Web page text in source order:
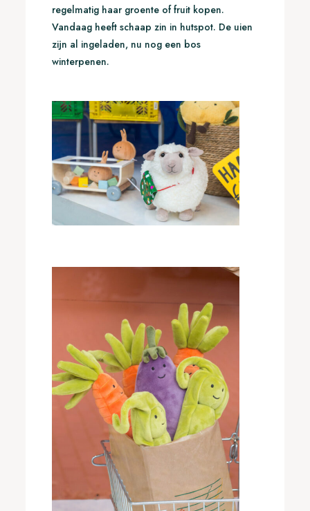
regelmatig haar groente of fruit kopen.
Vandaag heeft schaap zin in hutspot. De uien
zijn al ingeladen, nu nog een bos
winterpenen.